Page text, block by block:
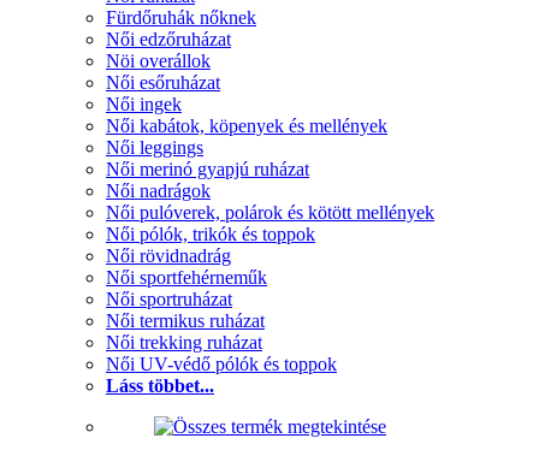
Fürdőruhák nőknek
Női edzőruházat
Nöi overállok
Női esőruházat
Női ingek
Női kabátok, köpenyek és mellények
Női leggings
Női merinó gyapjú ruházat
Női nadrágok
Női pulóverek, polárok és kötött mellények
Női pólók, trikók és toppok
Női rövidnadrág
Női sportfehérneműk
Női sportruházat
Női termikus ruházat
Női trekking ruházat
Női UV-védő pólók és toppok
Láss többet...